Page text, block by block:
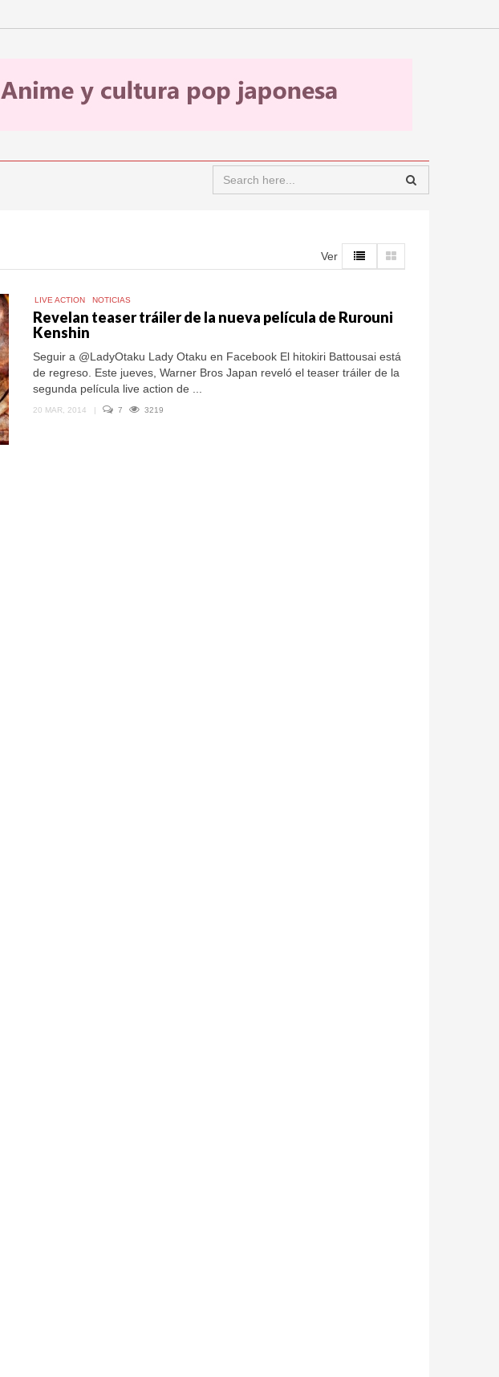
Ver
LIVE ACTION NOTICIAS
Revelan teaser tráiler de la nueva película de Rurouni
Kenshin
Seguir a @LadyOtaku Lady Otaku en Facebook El hitokiri Battousai está
de regreso. Este jueves, Warner Bros Japan reveló el teaser tráiler de la
segunda película live action de ...
20 MAR, 2014 | 7 3219